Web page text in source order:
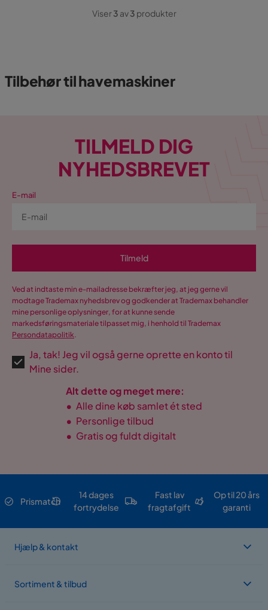
Viser3 av3 produkter
Tilbehør til havemaskiner
TILMELD DIG
NYHEDSBREVET
E-mail
Tilmeld
Ved at indtaste min e-mailadresse bekræfter jeg, at jeg gerne vil
modtage Trademax nyhedsbrev og godkender at Trademax behandler
mine personlige oplysninger, for at kunne sende
markedsføringsmateriale tilpasset mig, i henhold til Trademax
Persondatapolitik.
Ja, tak! Jeg vil også gerne oprette en konto til
Mine sider.
Alt dette og meget mere:
• Alle dine køb samlet ét sted
• Personlige tilbud
• Gratis og fuldt digitalt
Prismatch
14 dages
fortrydelse
Fast lav
fragtafgift
Op til 20 års
garanti
Hjælp & kontakt
Sortiment & tilbud